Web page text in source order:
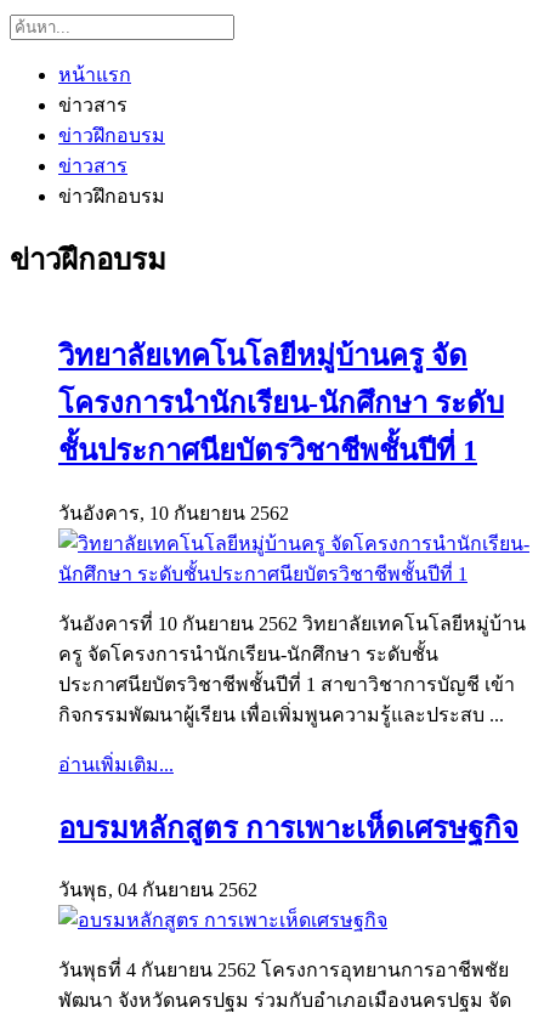
หน้าแรก
ข่าวสาร
ข่าวฝึกอบรม
ข่าวสาร
ข่าวฝึกอบรม
ข่าวฝึกอบรม
วิทยาลัยเทคโนโลยีหมู่บ้านครู จัด
โครงการนำนักเรียน-นักศึกษา ระดับ
ชั้นประกาศนียบัตรวิชาชีพชั้นปีที่ 1
วันอังคาร, 10 กันยายน 2562
วันอังคารที่ 10 กันยายน 2562 วิทยาลัยเทคโนโลยีหมู่บ้าน
ครู จัดโครงการนำนักเรียน-นักศึกษา ระดับชั้น
ประกาศนียบัตรวิชาชีพชั้นปีที่ 1 สาขาวิชาการบัญชี เข้า
กิจกรรมพัฒนาผู้เรียน เพื่อเพิ่มพูนความรู้และประสบ ...
อ่านเพิ่มเติม...
อบรมหลักสูตร การเพาะเห็ดเศรษฐกิจ
วันพุธ, 04 กันยายน 2562
วันพุธที่ 4 กันยายน 2562 โครงการอุทยานการอาชีพชัย
พัฒนา จังหวัดนครปฐม ร่วมกับอำเภอเมืองนครปฐม จัด